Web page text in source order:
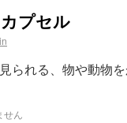
プセル
られる、物や動物
せん